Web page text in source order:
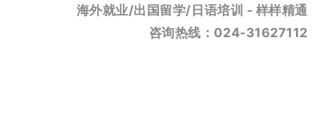
海外就业/出国留学/日语培训 - 样样精通
咨询热线：024-31627112